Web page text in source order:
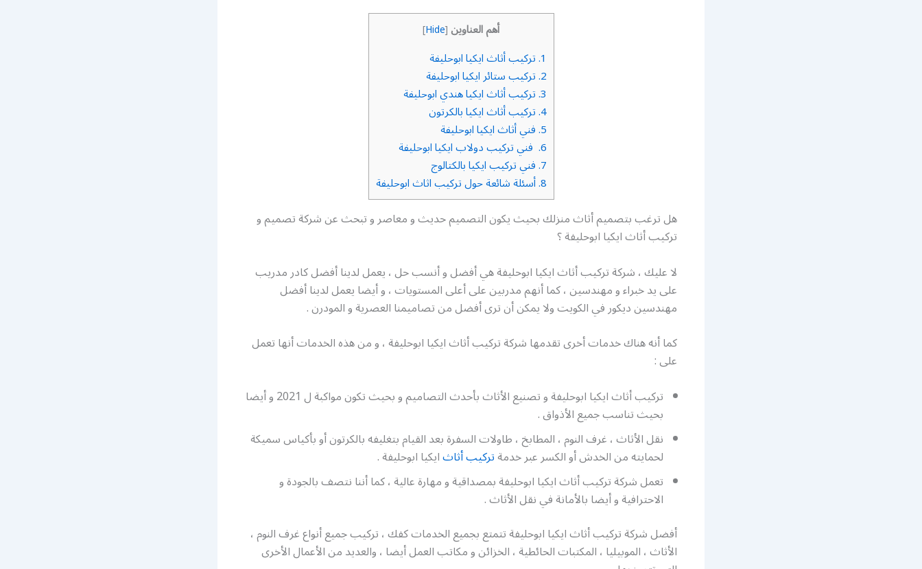
أهم العناوين [
Hide
]
1. تركيب أثاث ايكيا ابوحليفة
2. تركيب ستائر ايكيا ابوحليفة
3. تركيب أثاث ايكيا هندي ابوحليفة
4. تركيب أثاث ايكيا بالكرتون
5. فني أثاث ايكيا ابوحليفة
6. فني تركيب دولاب ايكيا ابوحليفة
7. فني تركيب ايكيا بالكتالوج
8. أسئلة شائعة حول تركيب اثاث ابوحليفة
هل ترغب بتصميم أثاث منزلك بحيث يكون التصميم حديث و معاصر و تبحث عن شركة تصميم و
تركيب أثاث ايكيا ابوحليفة ؟
لا عليك ، شركة تركيب أثاث ايكيا ابوحليفة هي أفضل و أنسب حل ، يعمل لدينا أفضل كادر مدريب
على يد خبراء و مهندسين ، كما أنهم مدربين على أعلى المستويات ، و أيضا يعمل لدينا أفضل
مهندسين ديكور في الكويت ولا يمكن أن ترى أفضل من تصاميمنا العصرية و المودرن .
كما أنه هناك خدمات أخرى تقدمها شركة تركيب أثاث ايكيا ابوحليفة ، و من هذه الخدمات أنها تعمل
على :
تركيب أثاث ايكيا ابوحليفة و تصنيع الأثاث بأحدث التصاميم و بحيث تكون مواكبة ل 2021 و أيضا
بحيث تناسب جميع الأذواق .
نقل الأثاث ، غرف النوم ، المطابخ ، طاولات السفرة بعد القيام بتغليفه بالكرتون أو بأكياس سميكة
لحمايته من الخدش أو الكسر عبر خدمةتركيب أثاثايكيا ابوحليفة .
تعمل شركة تركيب أثاث ايكيا ابوحليفة بمصداقية و مهارة عالية ، كما أننا نتصف بالجودة و
الاحترافية و أيضا بالأمانة في نقل الأثاث .
أفضل شركة تركيب أثاث ايكيا ابوحليفة تتمتع بجميع الخدمات كفك ، تركيب جميع أنواع غرف النوم ،
الأثاث ، الموبيليا ، المكتبات الحائطية ، الخزائن و مكاتب العمل أيضا ، والعديد من الأعمال الأخرى